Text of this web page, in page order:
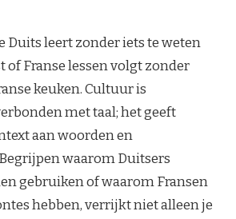
Duits leert zonder iets te weten
of Franse lessen volgt zonder
keuken. Cultuur is
met taal; het geeft
aan woorden en
waarom Duitsers
gebruiken of waarom Fransen
hebben, verrijkt niet alleen je